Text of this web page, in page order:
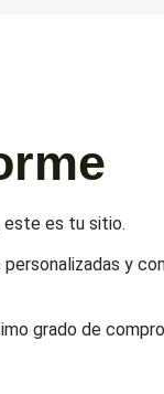
este es tu sitio.
y
grado de